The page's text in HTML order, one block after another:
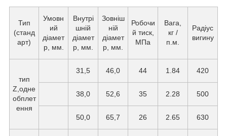
Тип
(станд
арт)
Умовн
ий
діамет
р, мм.
Внутрі
шній
діамет
р, мм.
Зовніш
ній
діамет
р, мм.
Робочи
й тиск,
МПа
Вага,
кг /
п.м.
Радіус
вигину
тип
Z,одне
обплет
ення
31,5 46,0 44 1.84 420
38,0 52,6 35 2.28 500
50,0 65,7 26 2.65 630